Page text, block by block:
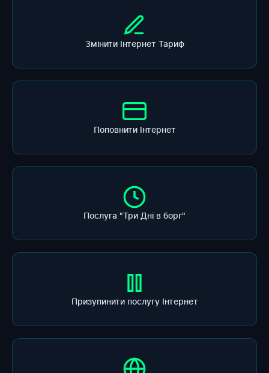
Змінити Інтернет Тариф
Поповнити Інтернет
Послуга "Три Дні в борг"
Призупинити послугу Інтернет